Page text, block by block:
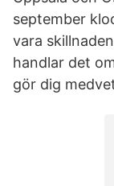
september
vara
handlar det
gör dig